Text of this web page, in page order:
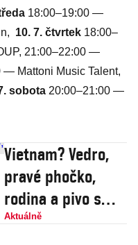
18:00–19:00 —
10. 7. čtvrtek 18:00–
21:00–22:00 —
— Mattoni Music Talent,
sobota 20:00–21:00 —
Vietnam? Vedro,
pravé phočko,
rodina a pivo s
ledem, shrnuje
Aktuálně